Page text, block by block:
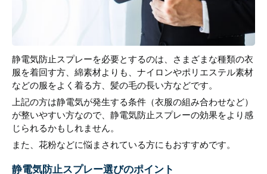
静電気防止スプレーを必要とするのは、さまざまな種類の衣
服を着回す方、綿素材よりも、ナイロンやポリエステル素材
などの服をよく着る方、髪の毛の長い方などです。
上記の方は静電気が発生する条件（衣服の組み合わせなど）
が整いやすい方なので、静電気防止スプレーの効果をより感
じられるかもしれません。
また、花粉などに悩まされている方にもおすすめです。
静電気防止スプレー選びのポイント